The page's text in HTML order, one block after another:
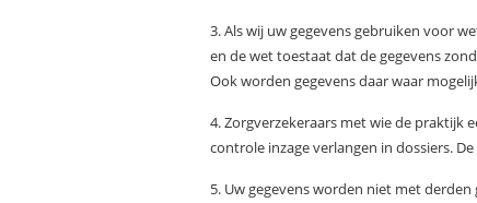
3. Als wij uw gegevens gebruiken voor
en de wet toestaat dat de gegevens
Ook worden gegevens daar waar
4. Zorgverzekeraars met wie de praktijk
controle inzage verlangen in dossiers.
5. Uw gegevens worden niet met